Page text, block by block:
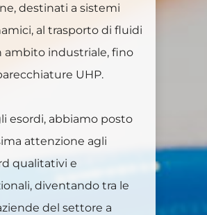
destinati a sistemi
al trasporto di fluidi
ambito industriale, fino
UHP.
esordi, abbiamo posto
attenzione agli
qualitativi e
diventando tra le
del settore a